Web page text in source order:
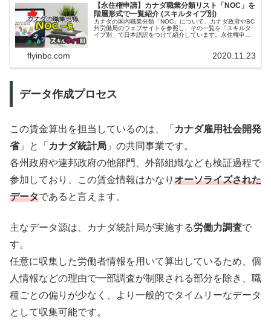
【永住権申請】カナダ職業分類リスト「NOC」を
階層形式で一覧紹介 (スキルタイプ別)
カナダの国内職業分類「NOC」について、カナダ政府やBC
州労働局のウェブサイトを参照し、その一覧を「スキルタ
イプ別」で日本語訳をつけて紹介しています。永住権申請
flyinbc.com 2020.11.23
データ作成プロセス
この賃金算出を担当しているのは、「 カナダ雇用社会開発
省」と「 カナダ統計局 」の共同事業です。
各州政府や連邦政府の他部門、外部組織なども検証過程で
参加しており、この賃金情報はかなり オーソライズされた
データであると言えます。
主なデータ源は、カナダ統計局が実施する労働力調査で
す。
任意に収集した労働者情報を用いて算出しているため、個
人情報などの理由で一部調査が制限される部分を除き、職
種ごとの偏りが少なく、より一般的でタイムリーなデータ
として収集可能です。